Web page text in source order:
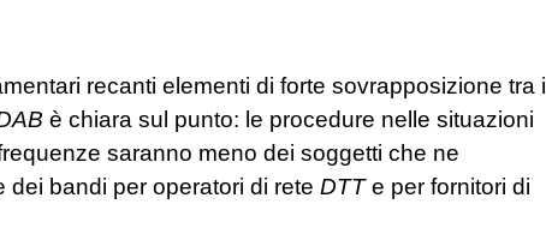
recanti elementi di forte sovrapposizione tra i
è chiara sul punto: le procedure nelle situazioni
saranno meno dei soggetti che ne
dei bandi per operatori di rete DTTe per fornitori di